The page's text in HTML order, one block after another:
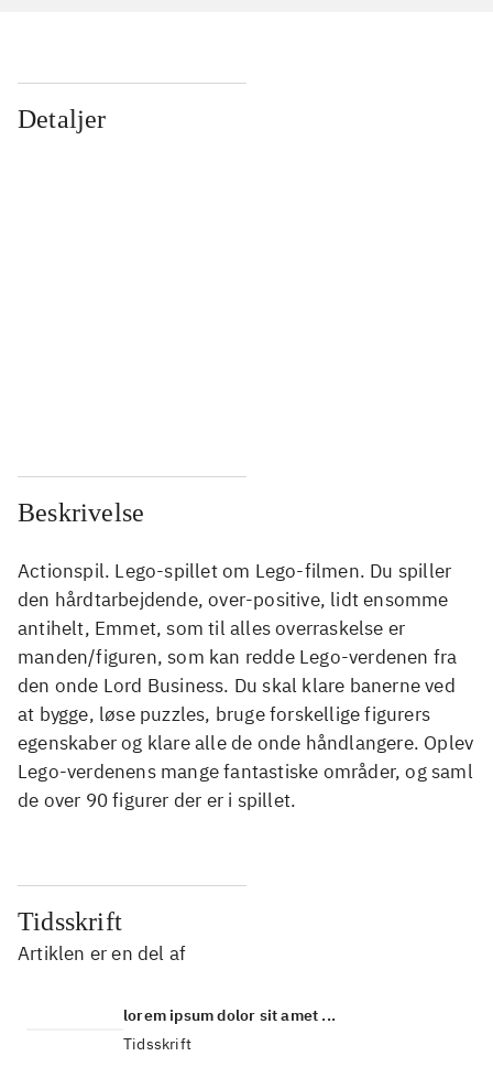
Detaljer
Beskrivelse
Actionspil. Lego-spillet om Lego-filmen. Du spiller
den hårdtarbejdende, over-positive, lidt ensomme
antihelt, Emmet, som til alles overraskelse er
manden/figuren, som kan redde Lego-verdenen fra
den onde Lord Business. Du skal klare banerne ved
at bygge, løse puzzles, bruge forskellige figurers
egenskaber og klare alle de onde håndlangere. Oplev
Lego-verdenens mange fantastiske områder, og saml
de over 90 figurer der er i spillet.
Tidsskrift
Artiklen er en del af
lorem ipsum dolor sit amet ...
Tidsskrift